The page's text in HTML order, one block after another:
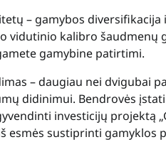
– gamybos
vidutinio kalibro
gamybine patirtimi.
– daugiau nei dvigubai
didinimui. Bendrovės
investicijų projektą
esmės sustiprinti gamyklos